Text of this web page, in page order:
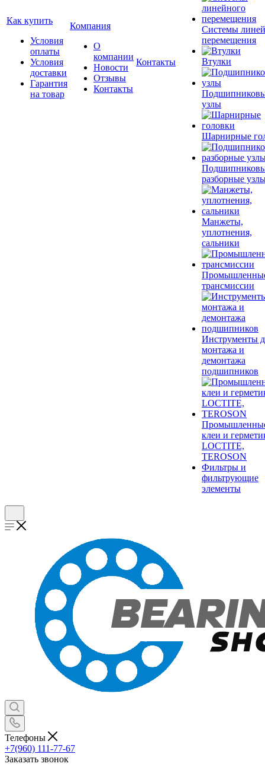
Как купить
Условия
оплаты
Условия
доставки
Гарантия
на товар
Компания
О
компании
Новости
Отзывы
Контакты
Контакты
Системы
перемещения
Втулки
узлы
Шарнирные
разборные
Манжеты,
уплотнения,
сальники
трансмиссии
Инструменты
монтажа и
демонтажа
подшипников
клеи и
LOCTITE,
TEROSON
Фильтры и
фильтрующие
элементы
Телефоны
+7(960) 111-77-67
Заказать звонок